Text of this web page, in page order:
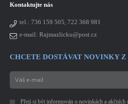
Kontaktujte nás
tel.: 736 159 505, 722 368 981
e-mail: Rajmazlicku@post.cz
CHCETE DOSTÁVAT NOVINKY Z
Přeji si být informován o novinkách a akčních